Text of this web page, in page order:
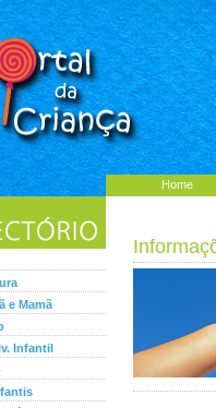
Home
e Mamã
Infantil